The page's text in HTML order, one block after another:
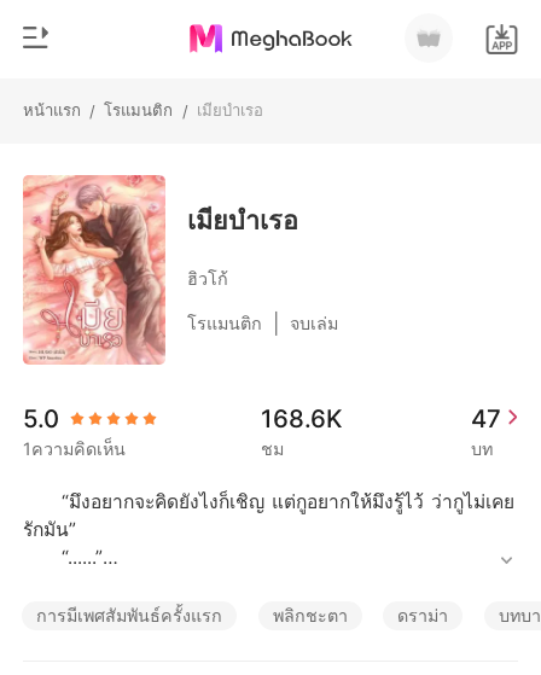
หน้าแรก / โรแมนติก / เมียบำเรอ
เติมเงิน
ประวัติการอ่าน
ออกจากระบบ
ดาวน์โหลดแอป
หมวดหมู่
สมัยใหม่
ประวัติศาสตร์
โรแมนติก
มหาเศรษฐี
เรื่องสั้นคัดสรร
เมียบำเรอ
ฮิวโก้
โรแมนติก จบเล่ม
5.0
1ความคิดเห็น
168.6K
ชม
47
บท
	“มึงอยากจะคิดยังไงก็เชิญ แต่กูอยากให้มึงรู้ไว้ ว่ากูไม่เคย
รักมัน”
	“......”
ม่กี่บาทกูก็ได้เอาแล้ว”
การมีเพศสัมพันธ์ครั้งแรก พลิกชะตา ดราม่า บทบ